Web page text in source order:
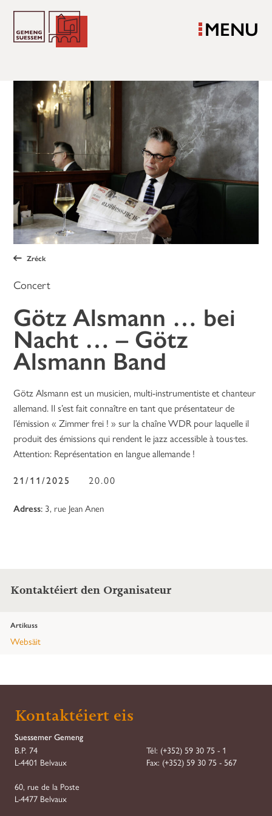
MENU
Zréck
Concert
Götz Alsmann … bei
Nacht … – Götz
Alsmann Band
Götz Alsmann est un musicien, multi-instrumentiste et chanteur
allemand. Il s’est fait connaître en tant que présentateur de
l’émission « Zimmer frei ! » sur la chaîne WDR pour laquelle il
produit des émissions qui rendent le jazz accessible à tous·tes.
Attention: Représentation en langue allemande !
21/11/2025
20.00
Adress: 3, rue Jean Anen
Kontaktéiert den Organisateur
Artikuss
Websäit
Kontaktéiert eis
Suessemer Gemeng
B.P. 74
L-4401 Belvaux
60, rue de la Poste
L-4477 Belvaux
Tél: (+352) 59 30 75 - 1
Fax: (+352) 59 30 75 - 567